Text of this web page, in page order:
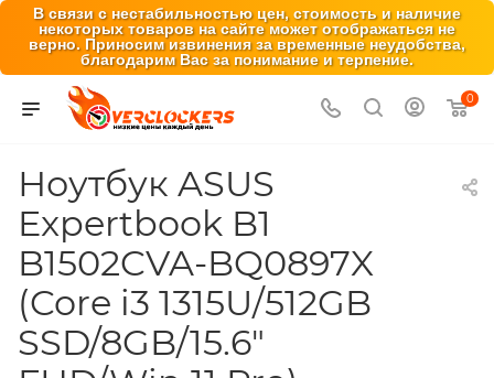
В связи с нестабильностью цен, стоимость и наличие
некоторых товаров на сайте может отображаться не
верно. Приносим извинения за временные неудобства,
благодарим Вас за понимание и терпение.
0
Ноутбук ASUS
Expertbook B1
B1502CVA-BQ0897X
(Core i3 1315U/512GB
SSD/8GB/15.6"